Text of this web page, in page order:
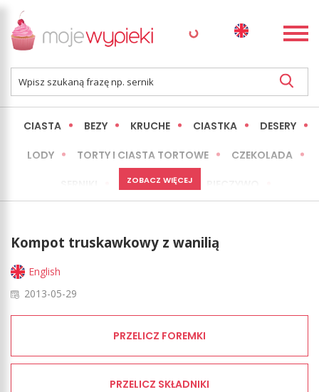
CIASTA BEZY KRUCHE CIASTKA DESERY
LODY TORTY I CIASTA TORTOWE CZEKOLADA
MINI WYPIEKI
LŻEJSZE / ZDROWSZE INNE
ZOBACZ WIĘCEJ
Kompot truskawkowy z wanilią
English
2013-05-29
PRZELICZ FOREMKI
PRZELICZ SKŁADNIKI